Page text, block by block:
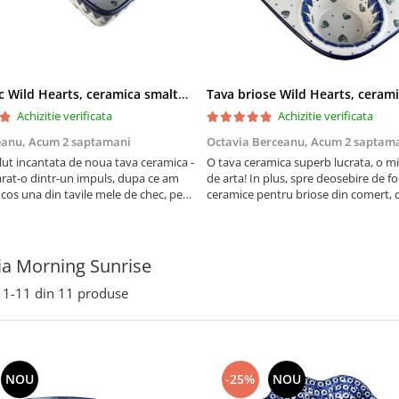
Tava chec Wild Hearts, ceramica smaltuita, pictata manual, 31,0 X 12,0 cm
Achizitie verificata
Acum 2 saptamani
incantata de noua tava ceramica -
o dintr-un impuls, dupa ce am
una din tavile mele de chec, pe
Achizitie verificata
Octavia Berceanu, Acum 2
O tava ceramica superb lucrata, o
de arta! In plus, spre deosebire de
ceramice pentru briose din comert,
Morning Sunrise
1-11 din 11 produse
NOU -25% NOU